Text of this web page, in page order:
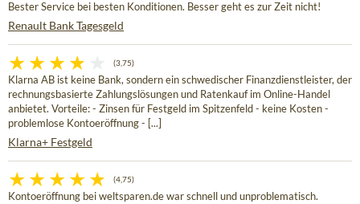
Bester Service bei besten Konditionen. Besser geht es zur Zeit nicht!
Renault Bank Tagesgeld
(3,75)
Klarna AB ist keine Bank, sondern ein schwedischer Finanzdienstleister, der
rechnungsbasierte Zahlungslösungen und Ratenkauf im Online-Handel
anbietet. Vorteile: - Zinsen für Festgeld im Spitzenfeld - keine Kosten -
problemlose Kontoeröffnung - [...]
Klarna+ Festgeld
(4,75)
Kontoeröffnung bei weltsparen.de war schnell und unproblematisch.